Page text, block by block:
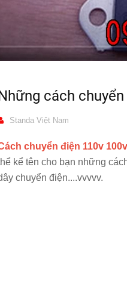
cách
Standa Việt Nam
chuyển điện 110v
kể tên cho bạn những
chuyển điện....vvvvv.